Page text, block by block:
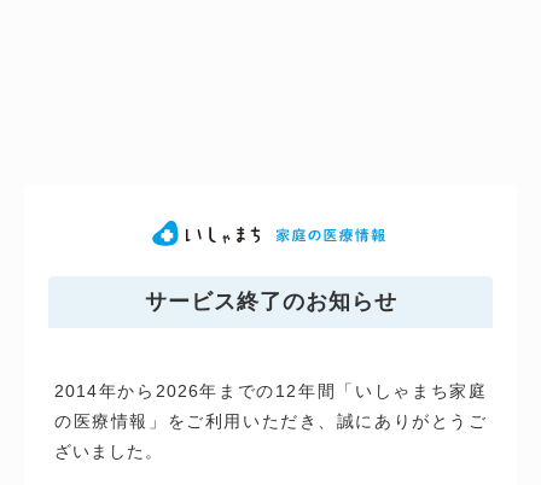
サービス終了のお知らせ
2014年から2026年までの12年間「いしゃまち家庭
の医療情報」をご利用いただき、誠にありがとうご
ざいました。